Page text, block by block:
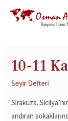
10-11
Seyir Defteri
Sirakuza.
andıran